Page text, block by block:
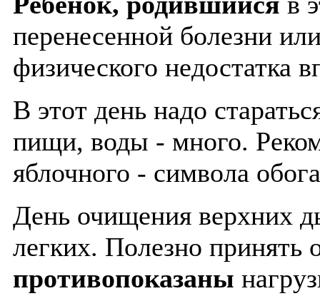
перенесенной болезни
физического недостатка
В этот день надо
пищи, воды - много.
яблочного - символа
День очищения верхних
легких. Полезно
противопоказаны